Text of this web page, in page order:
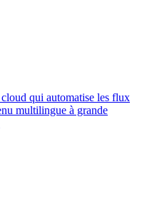
qui automatise les flux
multilingue à grande